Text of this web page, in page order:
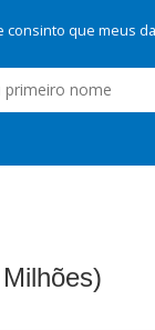
que meus